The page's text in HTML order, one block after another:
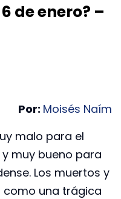
de enero? –
Por: Moisés Naím
malo para el
muy bueno para
Los muertos y
como una trágica